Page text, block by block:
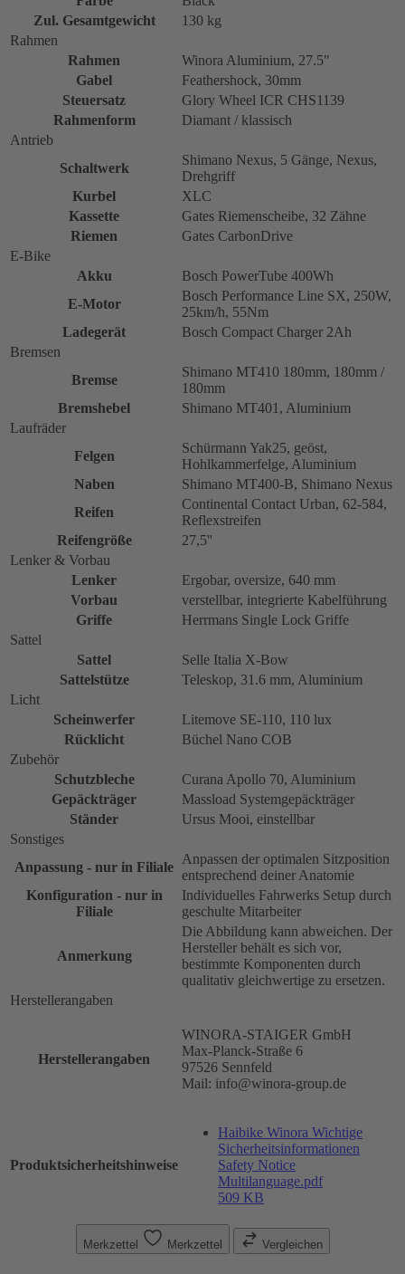
Zul. Gesamtgewicht
130 kg
Rahmen
Rahmen
Winora Aluminium, 27.5"
Gabel
Feathershock, 30mm
Steuersatz
Glory Wheel ICR CHS1139
Rahmenform
Diamant / klassisch
Antrieb
Schaltwerk
Shimano Nexus, 5 Gänge, Nexus,
Drehgriff
Kurbel
XLC
Kassette
Gates Riemenscheibe, 32 Zähne
Riemen
Gates CarbonDrive
E-Bike
Akku
Bosch PowerTube 400Wh
E-Motor
Bosch Performance Line SX, 250W,
25km/h, 55Nm
Ladegerät
Bosch Compact Charger 2Ah
Bremsen
Bremse
Shimano MT410 180mm, 180mm /
180mm
Bremshebel
Shimano MT401, Aluminium
Laufräder
Felgen
Schürmann Yak25, geöst,
Hohlkammerfelge, Aluminium
Naben
Shimano MT400-B, Shimano Nexus
Reifen
Continental Contact Urban, 62-584,
Reflexstreifen
Reifengröße
27,5''
Lenker & Vorbau
Lenker
Ergobar, oversize, 640 mm
Vorbau
verstellbar, integrierte Kabelführung
Griffe
Herrmans Single Lock Griffe
Sattel
Sattel
Selle Italia X-Bow
Sattelstütze
Teleskop, 31.6 mm, Aluminium
Licht
Scheinwerfer
Litemove SE-110, 110 lux
Rücklicht
Büchel Nano COB
Zubehör
Schutzbleche
Curana Apollo 70, Aluminium
Gepäckträger
Massload Systemgepäckträger
Ständer
Ursus Mooi, einstellbar
Sonstiges
Anpassung - nur in Filiale
Anpassen der optimalen Sitzposition
entsprechend deiner Anatomie
Konfiguration - nur in
Filiale
Individuelles Fahrwerks Setup durch
geschulte Mitarbeiter
Anmerkung
Die Abbildung kann abweichen. Der
Hersteller behält es sich vor,
bestimmte Komponenten durch
qualitativ gleichwertige zu ersetzen.
Herstellerangaben
Herstellerangaben
WINORA-STAIGER GmbH
Max-Planck-Straße 6
97526 Sennfeld
Mail: info@winora-group.de
Produktsicherheitshinweise
Haibike Winora Wichtige
Sicherheitsinformationen
Safety Notice
Multilanguage.pdf
509 KB
Merkzettel Merkzettel Vergleichen